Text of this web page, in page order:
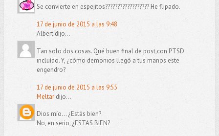
Se convierte en espejitos?????????????????? He flipado.
17 de junio de 2015 a las 9:48
Albert dijo...
Tan solo dos cosas. Qué buen final de post,con PTSD
incluído. Y, ¿cómo demonios llegó a tus manos este
engendro?
17 de junio de 2015 a las 9:55
Meltardijo...
Dios mío... ¿Estás bien?
No, en serio, ¿ESTAS BIEN?